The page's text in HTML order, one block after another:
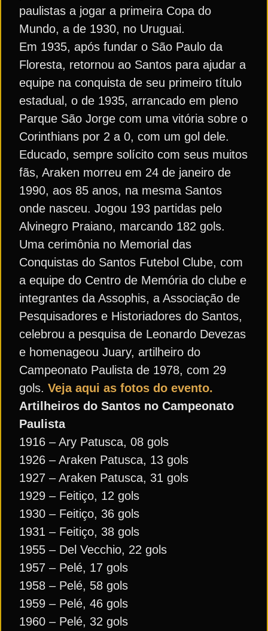
paulistas a jogar a primeira Copa do
Mundo, a de 1930, no Uruguai.
Em 1935, após fundar o São Paulo da
Floresta, retornou ao Santos para ajudar a
equipe na conquista de seu primeiro título
estadual, o de 1935, arrancado em pleno
Parque São Jorge com uma vitória sobre o
Corinthians por 2 a 0, com um gol dele.
Educado, sempre solícito com seus muitos
fãs, Araken morreu em 24 de janeiro de
1990, aos 85 anos, na mesma Santos
onde nasceu. Jogou 193 partidas pelo
Alvinegro Praiano, marcando 182 gols.
Uma cerimônia no Memorial das
Conquistas do Santos Futebol Clube, com
a equipe do Centro de Memória do clube e
integrantes da Assophis, a Associação de
Pesquisadores e Historiadores do Santos,
celebrou a pesquisa de Leonardo Devezas
e homenageou Juary, artilheiro do
Campeonato Paulista de 1978, com 29
gols. Veja aqui as fotos do evento.
Artilheiros do Santos no Campeonato
Paulista
1916 – Ary Patusca, 08 gols
1926 – Araken Patusca, 13 gols
1927 – Araken Patusca, 31 gols
1929 – Feitiço, 12 gols
1930 – Feitiço, 36 gols
1931 – Feitiço, 38 gols
1955 – Del Vecchio, 22 gols
1957 – Pelé, 17 gols
1958 – Pelé, 58 gols
1959 – Pelé, 46 gols
1960 – Pelé, 32 gols